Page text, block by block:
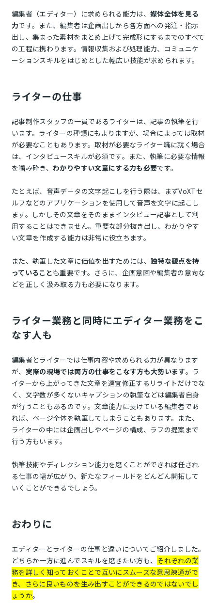
編集者（エディター）に求められる能力は、媒体全体を見る
力です。また、編集者は企画出しから各方面への発注・指示
出し、集まった素材をまとめ上げて完成形にするまでのすべて
の工程に携わります。情報収集および処理能力、コミュニケ
ーションスキルをはじめとした幅広い技能が求められます。
ライターの仕事
記事制作スタッフの一員であるライターは、記事の執筆を行
います。ライターの種類にもよりますが、場合によっては取材
が必要なこともあります。取材が必要なライター職に就く場合
は、インタビュースキルが必須です。また、執筆に必要な情報
を噛み砕き、わかりやすい文章にする力も必要です。
たとえば、音声データの文字起こしを行う際は、まずVoXTセ
ルフなどのアプリケーションを使用して音声を文字に起こし
ます。しかしその文章をそのままインタビュー記事として利
用することはできません。重要な部分抜き出し、わかりやす
い文章を作成する能力は非常に役立ちます。
また、執筆した文章に価値を出すためには、独特な観点を持
っていることも重要です。さらに、企画意図や編集者の意向な
どを正しく汲み取る力も必要になります。
ライター業務と同時にエディター業務をこ
なす人も
編集者とライターでは仕事内容や求められる力が異なります
が、 実際の現場では両方の仕事をこなす方も大勢います。ラ
イターから上がってきた文章を適宜修正するリライトだけでな
く、文字数が多くないキャプションの執筆などは編集者自身
が行うこともあるのです。文章能力に長けている編集者であ
れば、ページ全体を執筆してしまうこともあります。また、
ライターの中には企画出しやページの構成、ラフの提案まで
行う方もいます。
執筆技術やディレクション能力を磨くことができれば任され
る仕事の幅が広がり、新たなフィールドをどんどん開拓して
いくことができるでしょう。
おわりに
エディターとライターの仕事と違いについてご紹介しました。
どちらか一方に進んでスキルを磨きたい方も、 それぞれの業
務を詳しく知っておくことで互いにスムーズな意思疎通がで
き、さらに良いものを生み出すことができるのではないでし
ょうか。